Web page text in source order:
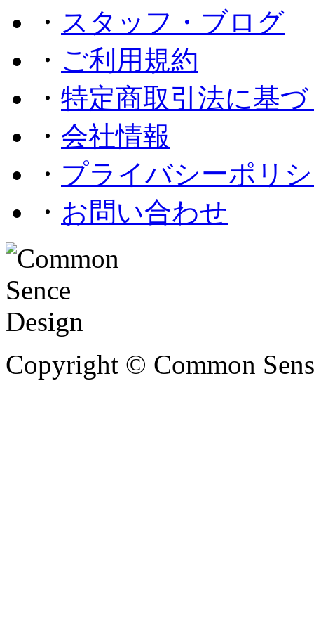
・ スタッフ・ブログ
・ ご利用規約
・ 特定商取引法に基
・ 会社情報
・ プライバシーポリ
・ お問い合わせ
Copyright © Common